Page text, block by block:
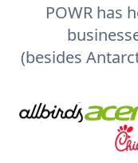
POWR has
(besides